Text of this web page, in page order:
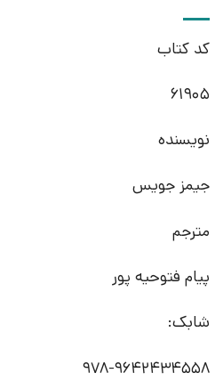
کد کتاب
61905
نویسنده
جیمز جویس
مترجم
پیام فتوحیه پور
شابک:
978-9642434558‬